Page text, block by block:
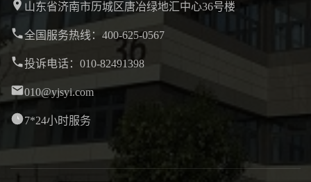
山东省济南市历城区唐冶绿地汇中心36号楼
全国服务热线：400-625-0567
投诉电话：010-82491398
010@yjsyi.com
7*24小时服务